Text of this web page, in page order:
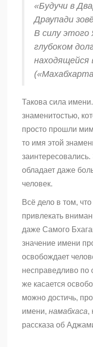
«Будучи в
Драупади
В силу
глубоком
находящейся
Такова сила
знаменитостью,
просто прошли
то имя этой
заинтересовались.
обладает даже
человек.
Всё дело в том,
привлекать
даже Самого
значение имени
освобождает
несправедливо по
же касается
можно достичь,
имени, намабхаcа,
рассказа об